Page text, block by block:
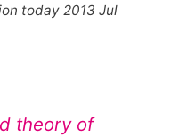
today 2013 Jul
theory of